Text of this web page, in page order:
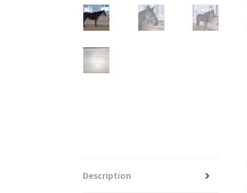
Description